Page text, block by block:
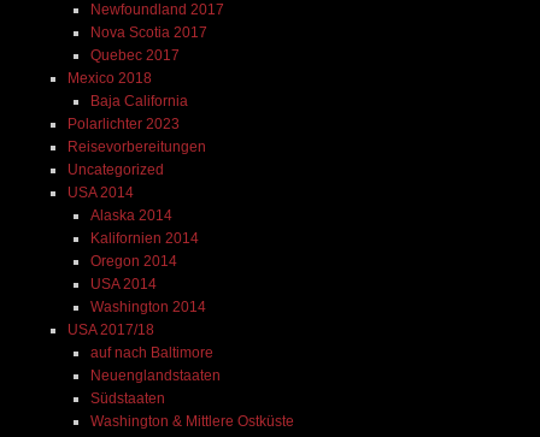
Newfoundland 2017
Nova Scotia 2017
Quebec 2017
Mexico 2018
Baja California
Polarlichter 2023
Reisevorbereitungen
Uncategorized
USA 2014
Alaska 2014
Kalifornien 2014
Oregon 2014
USA 2014
Washington 2014
USA 2017/18
auf nach Baltimore
Neuenglandstaaten
Südstaaten
Washington & Mittlere Ostküste